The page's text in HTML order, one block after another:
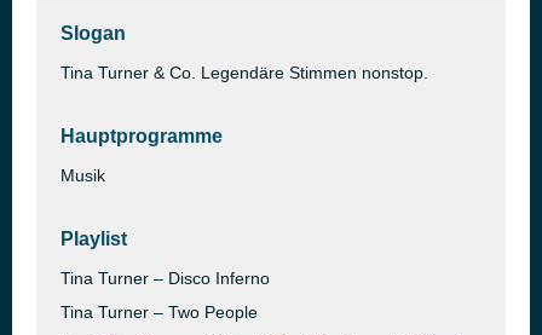
Slogan
Tina Turner & Co. Legendäre Stimmen nonstop.
Hauptprogramme
Musik
Playlist
Tina Turner – Disco Inferno
Tina Turner – Two People